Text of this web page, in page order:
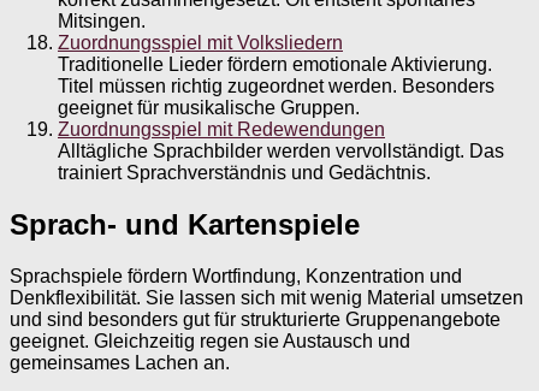
Mitsingen.
Zuordnungsspiel mit Volksliedern
Traditionelle Lieder fördern emotionale Aktivierung.
Titel müssen richtig zugeordnet werden. Besonders
geeignet für musikalische Gruppen.
Zuordnungsspiel mit Redewendungen
Alltägliche Sprachbilder werden vervollständigt. Das
trainiert Sprachverständnis und Gedächtnis.
Sprach- und Kartenspiele
Sprachspiele fördern Wortfindung, Konzentration und
Denkflexibilität. Sie lassen sich mit wenig Material umsetzen
und sind besonders gut für strukturierte Gruppenangebote
geeignet. Gleichzeitig regen sie Austausch und
gemeinsames Lachen an.